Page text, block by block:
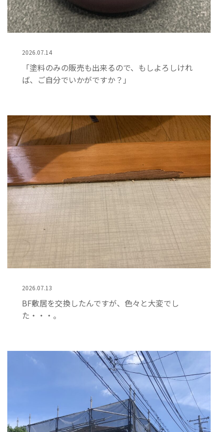
2026.07.14
「塗料のみの販売も出来るので、もしよろしけれ
ば、ご自分でいかがですか？」
2026.07.13
BF敷居を交換したんですが、色々と大変でし
た・・・。